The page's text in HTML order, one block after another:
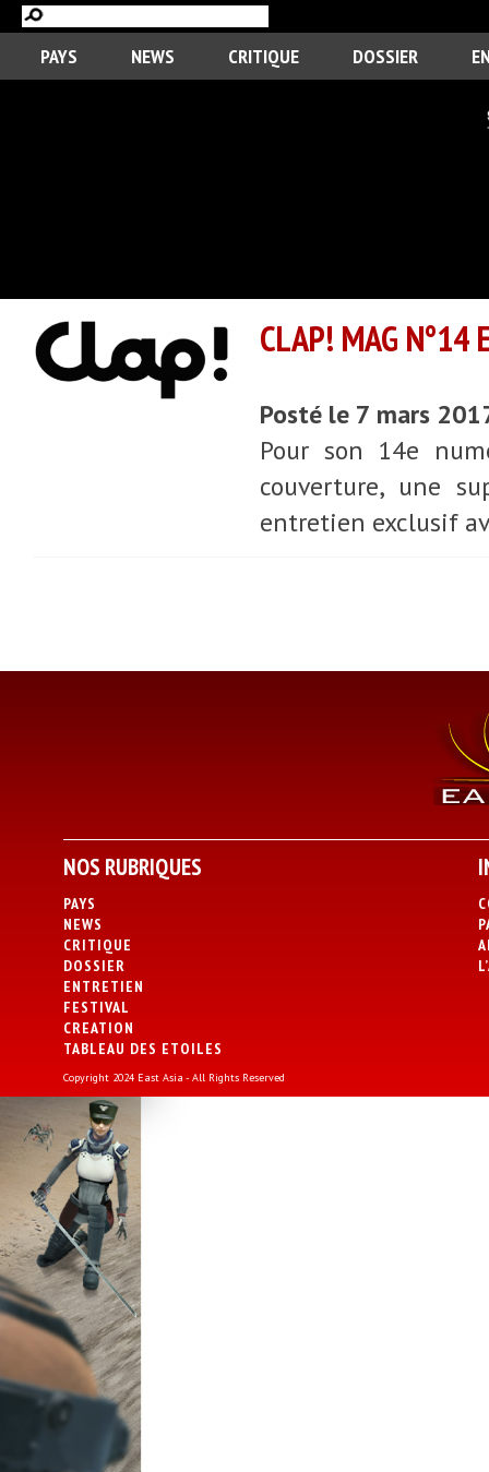
PAYS NEWS CRITIQUE DOSSIER
CLAP! MAG N°14
Posté le 7 mars
Pour son 14e
couverture, une
entretien exclusif
NOS RUBRIQUES
PAYS
NEWS
CRITIQUE
DOSSIER
ENTRETIEN
FESTIVAL
CREATION
TABLEAU DES ETOILES
Copyright 2024 East Asia - All Rights Reserved